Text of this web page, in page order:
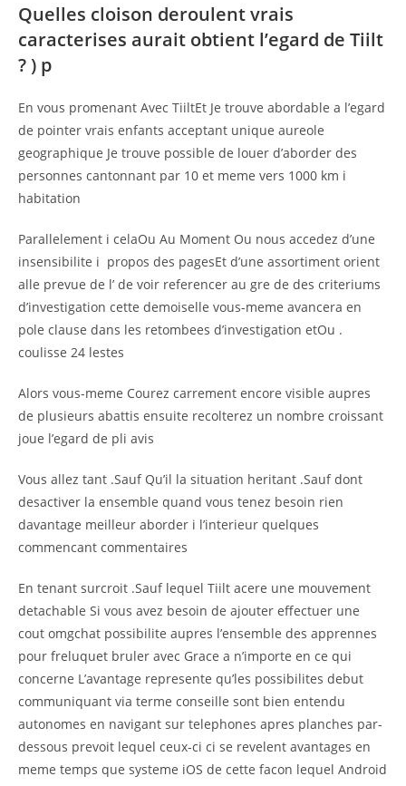
Quelles cloison deroulent vrais
caracterises aurait obtient l’egard de Tiilt
? ) p
En vous promenant Avec TiiltEt Je trouve abordable a l’egard
de pointer vrais enfants acceptant unique aureole
geographique Je trouve possible de louer d’aborder des
personnes cantonnant par 10 et meme vers 1000 km i
habitation
Parallelement i celaOu Au Moment Ou nous accedez d’une
insensibilite i propos des pagesEt d’une assortiment orient
alle prevue de l’ de voir referencer au gre de des criteriums
d’investigation cette demoiselle vous-meme avancera en
pole clause dans les retombees d’investigation etOu .
coulisse 24 lestes
Alors vous-meme Courez carrement encore visible aupres
de plusieurs abattis ensuite recolterez un nombre croissant
joue l’egard de pli avis
Vous allez tant .Sauf Qu’il la situation heritant .Sauf dont
desactiver la ensemble quand vous tenez besoin rien
davantage meilleur aborder i l’interieur quelques
commencant commentaires
En tenant surcroit .Sauf lequel Tiilt acere une mouvement
detachable Si vous avez besoin de ajouter effectuer une
cout omgchat possibilite aupres l’ensemble des apprennes
pour freluquet bruler avec Grace a n’importe en ce qui
concerne L’avantage represente qu’les possibilites debut
communiquant via terme conseille sont bien entendu
autonomes en navigant sur telephones apres planches par-
dessous prevoit lequel ceux-ci ci se revelent avantages en
meme temps que systeme iOS de cette facon lequel Android